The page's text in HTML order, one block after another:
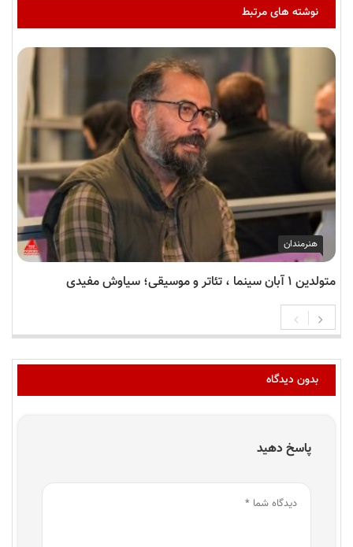
نوشته های مرتبط
هنرمندان
متولدین ۱ آبان سینما ، تئاتر و موسیقی؛ سیاوش مفیدی
بدون دیدگاه
پاسخ دهید